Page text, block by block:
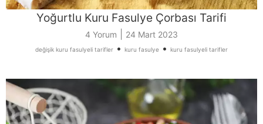
Yoğurtlu Kuru Fasulye Çorbası Tarifi
4 Yorum 24 Mart 2023
değişik kuru fasulyeli tarifler • kuru fasulye • kuru fasulyeli tarifler